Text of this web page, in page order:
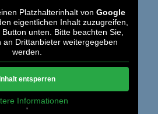
Platzhalterinhalt vonGoogle
eigentlichen Inhalt zuzugreifen,
unten. Bitte beachten Sie,
an Drittanbieter weitergegeben
werden.
Inhalt entsperren
Informationen
'